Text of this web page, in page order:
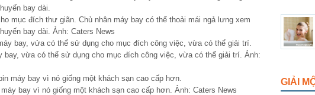
mục đích thư giãn. Chủ nhân máy bay có thể thoải mái ngả lưng xem
bay dài. Ảnh: Caters News
bay, vừa có thể sử dụng cho mục đích công việc, vừa có thể giải trí. Ảnh:
bay vì nó giống một khách sạn cao cấp hơn. Ảnh: Caters News
GIẢI